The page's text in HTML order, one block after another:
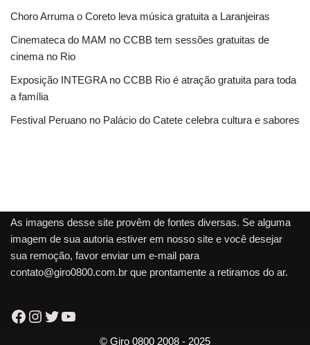
Choro Arruma o Coreto leva música gratuita a Laranjeiras
Cinemateca do MAM no CCBB tem sessões gratuitas de
cinema no Rio
Exposição INTEGRA no CCBB Rio é atração gratuita para toda
a família
Festival Peruano no Palácio do Catete celebra cultura e sabores
As imagens desse site provêm de fontes diversas. Se alguma
imagem de sua autoria estiver em nosso site e você desejar
sua remoção, favor enviar um e-mail para
contato@giro0800.com.br que prontamente a retiramos do ar.
© Giro 0800 2008 - 2025